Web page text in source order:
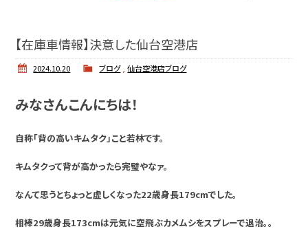
【在庫車情報】決意した仙台空港店
2024.10.20 ブログ,仙台空港店ブログ
みなさんこんにちは！
自称「背の高いキムタク」こと若林です。
キムタクって背が高かったら完璧やなァ。
なんて思うとちょっと虚しくなった22歳身長179cmでした。
相棒29歳身長173cmは元気に空飛ぶカメムシをスプレーで退治。。